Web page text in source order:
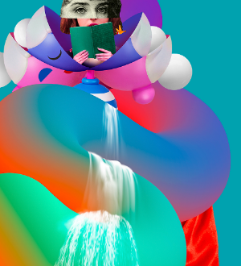
du Salon
exposant·e·s
auteur·rice·s